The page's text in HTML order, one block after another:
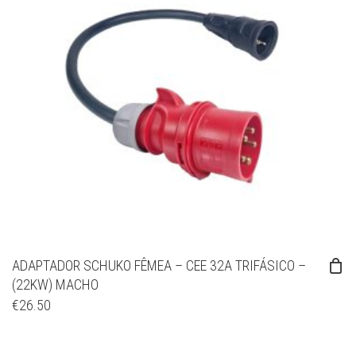
ADAPTADOR SCHUKO FÊMEA – CEE 32A TRIFÁSICO –
(22KW) MACHO
€26.50